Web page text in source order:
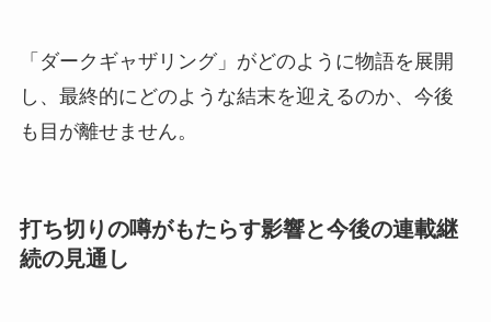
「ダークギャザリング」がどのように物語を展開
し、最終的にどのような結末を迎えるのか、今後
も目が離せません。
打ち切りの噂がもたらす影響と今後の連載継
続の見通し